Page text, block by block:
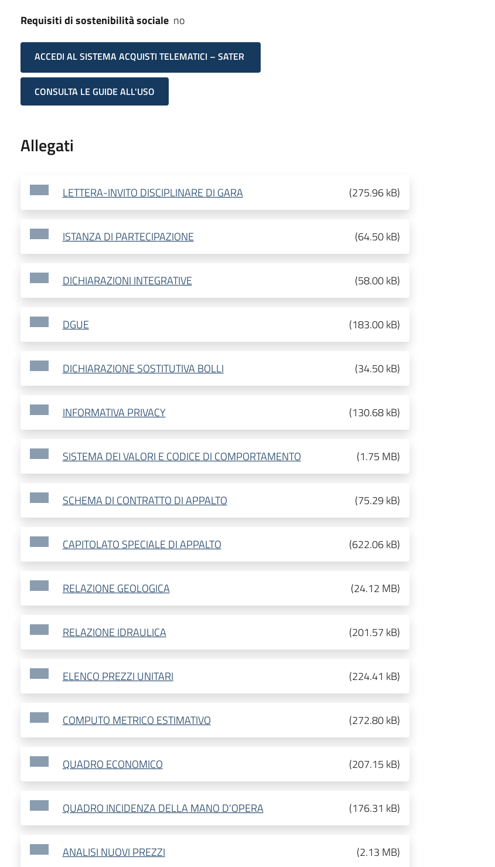
Requisiti di sostenibilità sociale no
ACCEDI AL SISTEMA ACQUISTI TELEMATICI – SATER
CONSULTA LE GUIDE ALL'USO
Allegati
LETTERA-INVITO DISCIPLINARE DI GARA (275.96 kB)
ISTANZA DI PARTECIPAZIONE (64.50 kB)
DICHIARAZIONI INTEGRATIVE (58.00 kB)
DGUE (183.00 kB)
DICHIARAZIONE SOSTITUTIVA BOLLI (34.50 kB)
INFORMATIVA PRIVACY (130.68 kB)
SISTEMA DEI VALORI E CODICE DI COMPORTAMENTO (1.75 MB)
SCHEMA DI CONTRATTO DI APPALTO (75.29 kB)
CAPITOLATO SPECIALE DI APPALTO (622.06 kB)
RELAZIONE GEOLOGICA (24.12 MB)
RELAZIONE IDRAULICA (201.57 kB)
ELENCO PREZZI UNITARI (224.41 kB)
COMPUTO METRICO ESTIMATIVO (272.80 kB)
QUADRO ECONOMICO (207.15 kB)
QUADRO INCIDENZA DELLA MANO D'OPERA (176.31 kB)
ANALISI NUOVI PREZZI (2.13 MB)